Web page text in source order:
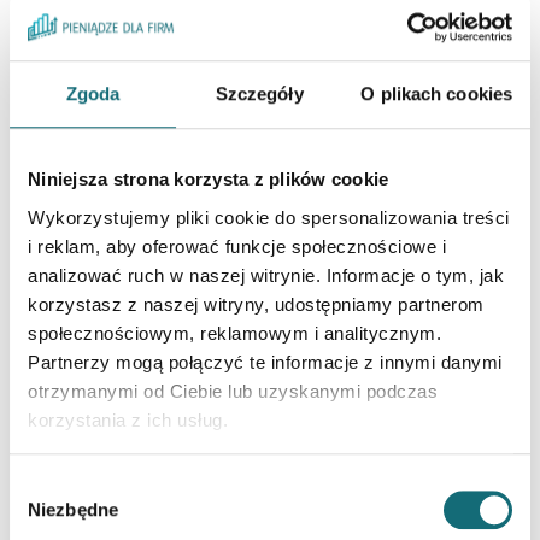
Zgoda Szczegóły O plikach cookies
Niniejsza strona korzysta z plików cookie
Wykorzystujemy pliki cookie do spersonalizowania treści
i reklam, aby oferować funkcje społecznościowe i
analizować ruch w naszej witrynie. Informacje o tym, jak
korzystasz z naszej witryny, udostępniamy partnerom
społecznościowym, reklamowym i analitycznym.
Partnerzy mogą połączyć te informacje z innymi danymi
otrzymanymi od Ciebie lub uzyskanymi podczas
korzystania z ich usług.
zgody
Niezbędne
istotnych etapów, od wystawienia weksla po
Jak eksporter zawiera umowę
Eksporter sprzedaje swoją należność bankowi,
który płaci mu z góry ustaloną kwotę.
Jak importer zabezpiecza
płatność wekslem?
Importer wystawia weksel jako zobowiązanie